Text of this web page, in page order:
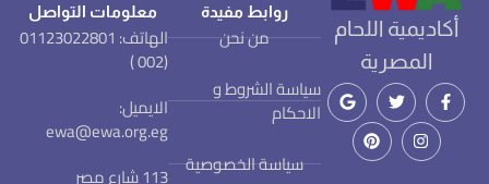
أكاديمية اللحام
المصرية
روابط مفيدة
من نحن
سياسة الشروط و
الاحكام
سياسة الخصوصية
معلومات التواصل
الهاتف: 01123022801
(002 )
الايميل:
ewa@ewa.org.eg
113 شارع مصر